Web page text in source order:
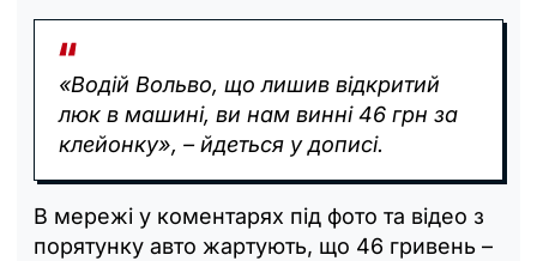
«Водій Вольво, що лишив відкритий
люк в машині, ви нам винні 46 грн за
клейонку», – йдеться у дописі.
В мережі у коментарях під фото та відео з
порятунку авто жартують, що 46 гривень –